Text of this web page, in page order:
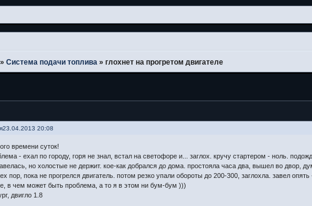
» Система подачи топлива » глохнет на прогретом двигателе
23.04.2013 20:08
времени суток!
- ехал по городу, горя не знал, встал на светофоре и... заглох. кручу стартером - ноль.
но холостые не держит. кое-как добрался до дома. простояла часа два, вышел во двор,
пор, пока не прогрелся двигатель. потом резко упали обороты до 200-300, заглохла. завел опять
в чем может быть проблема, а то я в этом ни бум-бум )))
двигло 1.8